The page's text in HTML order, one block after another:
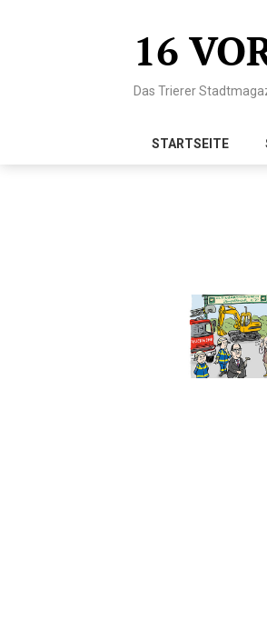
16
Das Trierer
STARTSEITE